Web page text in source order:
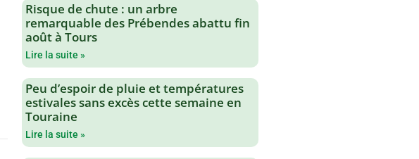
Risque de chute : un arbre
remarquable des Prébendes abattu fin
août à Tours
Lire la suite »
Peu d’espoir de pluie et températures
estivales sans excès cette semaine en
Touraine
Lire la suite »